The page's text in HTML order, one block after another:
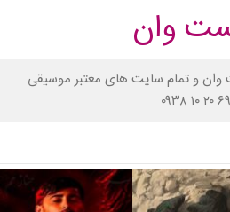
وان
و تمام سایت های معتبر موسیقی
۱۰ ۲۰ ۶۹۲